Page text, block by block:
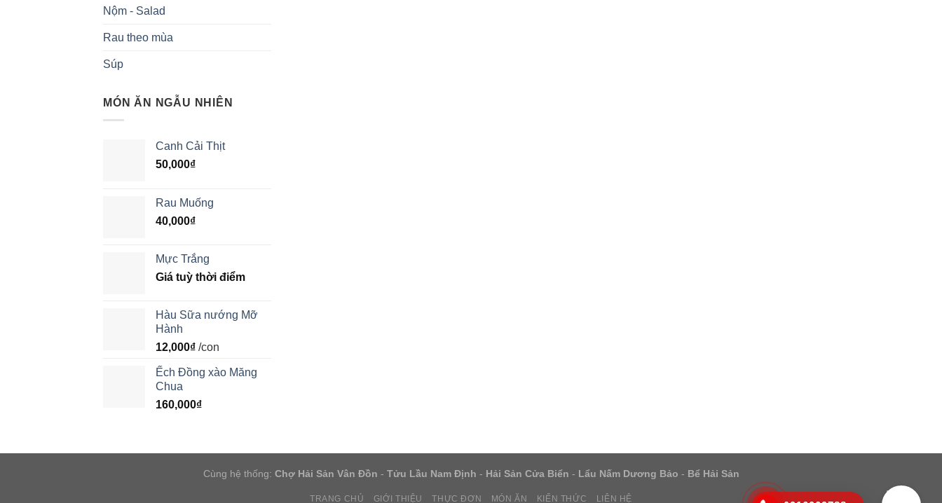
Nộm - Salad
Rau theo mùa
Súp
MÓN ĂN NGẪU NHIÊN
Canh Cải Thịt
50,000₫
Rau Muống
40,000₫
Mực Trắng
Giá tuỳ thời điểm
Hàu Sữa nướng Mỡ
Hành
12,000₫ /con
Ếch Đồng xào Măng
Chua
160,000₫
Cùng hệ thống: Chợ Hải Sản Vân Đồn - Tửu Lầu Nam Định - Hải Sản Cửa Biển - Lẩu Nấm Dương Bảo - Bể Hải Sản
TRANG CHỦ GIỚI THIỆU THỰC ĐƠN MÓN ĂN KIẾN THỨC LIÊN HỆ